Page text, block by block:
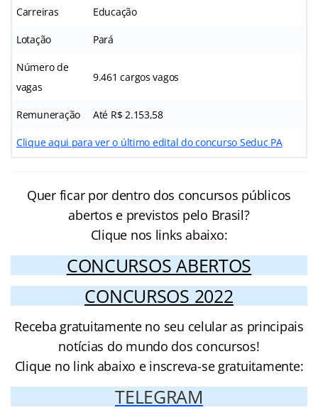
Carreiras Educação
Lotação Pará
Número de
vagas
9.461 cargos vagos
Remuneração Até R$ 2.153,58
Clique aqui para ver o último edital do concurso Seduc PA
Quer ficar por dentro dos concursos públicos
abertos e previstos pelo Brasil?
Clique nos links abaixo:
CONCURSOS ABERTOS
CONCURSOS 2022
Receba gratuitamente no seu celular as principais
notícias do mundo dos concursos!
Clique no link abaixo e inscreva-se gratuitamente:
TELEGRAM